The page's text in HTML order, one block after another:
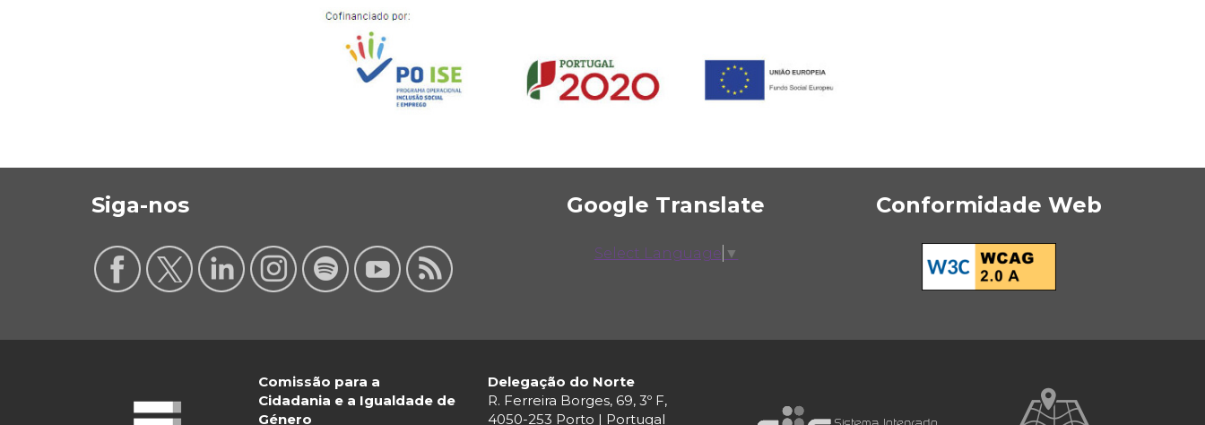
Siga-nos Google Translate
Select Language ▼
Conformidade Web
Comissão para a
Cidadania e a Igualdade de
Género
Delegação do Norte
R. Ferreira Borges, 69, 3º F,
4050-253 Porto | Portugal